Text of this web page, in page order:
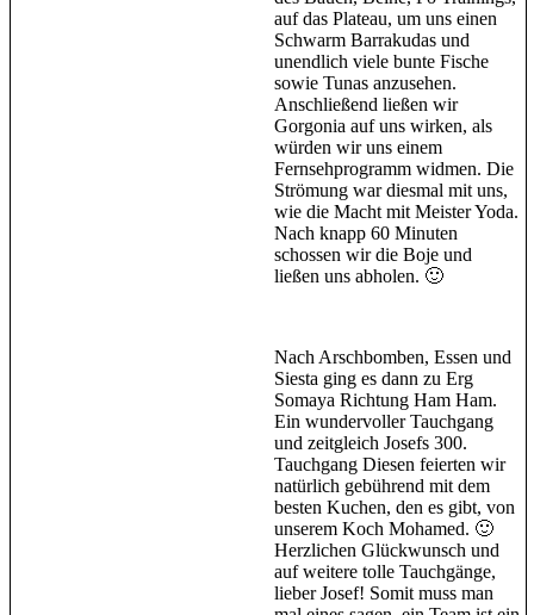
auf das Plateau, um uns einen
Schwarm Barrakudas und
unendlich viele bunte Fische
sowie Tunas anzusehen.
Anschließend ließen wir
Gorgonia auf uns wirken, als
würden wir uns einem
Fernsehprogramm widmen. Die
Strömung war diesmal mit uns,
wie die Macht mit Meister Yoda.
Nach knapp 60 Minuten
schossen wir die Boje und
ließen uns abholen. 🙂
Nach Arschbomben, Essen und
Siesta ging es dann zu Erg
Somaya Richtung Ham Ham.
Ein wundervoller Tauchgang
und zeitgleich Josefs 300.
Tauchgang Diesen feierten wir
natürlich gebührend mit dem
besten Kuchen, den es gibt, von
unserem Koch Mohamed. 🙂
Herzlichen Glückwunsch und
auf weitere tolle Tauchgänge,
lieber Josef! Somit muss man